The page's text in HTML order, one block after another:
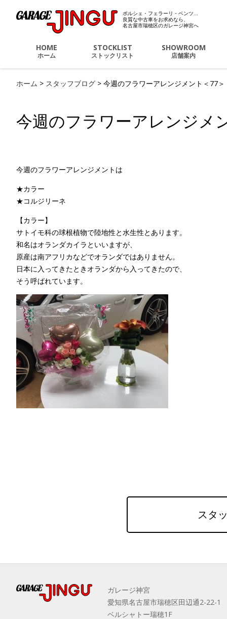
ポルシェ・フェラーリ
ポルシェ・フェラーリ・ベンツ…
良質な中古車をお求めなら、
名古屋市瑞穂区のガレージ神宮へ
HOME
ホーム
STOCKLIST
ストックリスト
SHOWROOM
店舗案内
ホーム > スタッフブログ > 今週のフラワーアレンジメント＜77＞
今週のフラワーアレンジメ
今週のフラワーアレンジメントは
★カラー
★コルジリーネ
【カラー】
サトイモ科の球根植物で陸地性と水生性とあります。
和名はオランダカイラといいますが、
原産は南アフリカなどでオランダではありません。
日本に入ってきたときオランダから入ってきたので、
そう呼ばれています。
スタ
ガレージ神宮
愛知県名古屋市瑞穂区田辺通2-22-1
ベルシャトー瑞穂1F